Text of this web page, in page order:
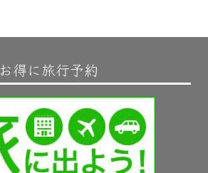
お得に旅行予約